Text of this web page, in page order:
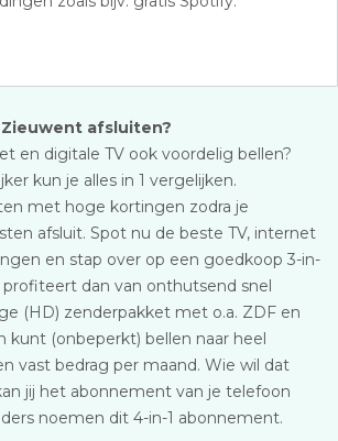
afsluiten?
en digitale TV ook voordelig bellen?
kun je alles in 1 vergelijken.
met hoge kortingen zodra je
afsluit. Spot nu de beste TV, internet
en stap over op een goedkoop 3-in-
dan van onthutsend snel
(HD) zenderpakket met o.a. ZDF en
kunt (onbeperkt) bellen naar heel
vast bedrag per maand. Wie wil dat
jij het abonnement van je telefoon
noemen dit 4-in-1 abonnement.